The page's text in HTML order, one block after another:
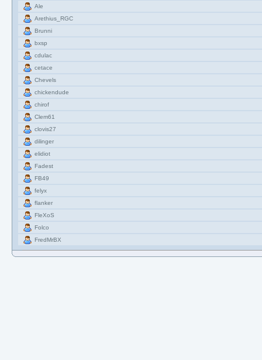
Ale
Arethius_RGC
Brunni
bxsp
cdulac
cetace
Chevels
chickendude
chirof
Clem61
clovis27
dilinger
elidiot
Fadest
FB49
felyx
flanker
FleXoS
Folco
FredMrBX